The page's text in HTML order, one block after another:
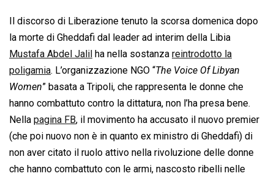
c
e
b
o
o
k
a
t
s
A
p
p
n
k
e
d
I
n
r
e
a
d
s
a
i
l
p
y
L
i
n
k
i
n
t
Il discorso di Liberazione tenuto la scorsa domenica dopo
la morte di Gheddafi dal leader ad interim della Libia
Mustafa Abdel Jalil ha nella sostanza reintrodotto la
poligamia. L’organizzazione NGO “The Voice Of Libyan
Women” basata a Tripoli, che rappresenta le donne che
hanno combattuto contro la dittatura, non l’ha presa bene.
Nella pagina FB, il movimento ha accusato il nuovo premier
(che poi nuovo non è in quanto ex ministro di Gheddafi) di
non aver citato il ruolo attivo nella rivoluzione delle donne
che hanno combattuto con le armi, nascosto ribelli nelle